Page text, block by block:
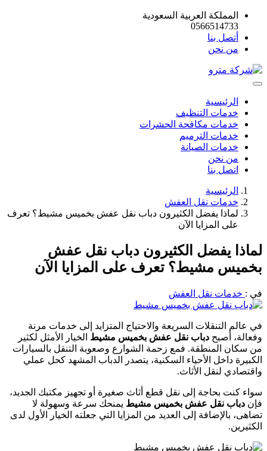
المملكة العربية السعودية
0566514733
أتصل بنا
من نحن
الرئيسية
خدمات التنظيف
خدمات مكافحة الحشرات
خدمات الترميم
خدمات الصيانة
من نحن
اتصل بنا
الرئيسية
خدمات نقل العفش
لماذا يفضل الكثيرون دباب نقل عفش بخميس مشيط؟ تعرف
على المزايا الآن
لماذا يفضل الكثيرون دباب نقل عفش
بخميس مشيط؟ تعرف على المزايا الآن
في : خدمات نقل العفش
في عالم التنقلات السريعة والاحتياج المتزايد إلى خدمات مرنة
وفعالة، أصبح دباب نقل عفش بخميس مشيط الخيار الأمثل لكثير
من سكان المنطقة. فمع زحمة الشوارع وصعوبة التنقل بالسيارات
الكبيرة داخل الأحياء السكنية، يتصدر الدباب المشهد كحل عملي
واقتصادي لنقل الأثاث.
سواء كنت بحاجة إلى نقل قطع أثاث صغيرة أو تجهيز مكتبك الجديد،
فإن دباب نقل عفش بخميس مشيط يمنحك سرعة وسهولة لا
تضاهى، بالإضافة إلى العديد من المزايا التي جعلته الخيار الأول لدى
الكثيرين.